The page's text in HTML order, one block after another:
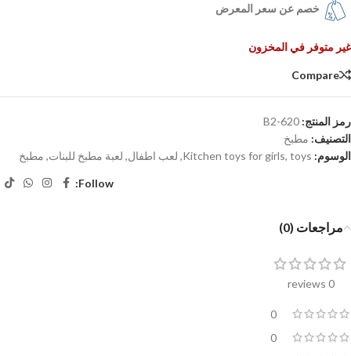
خصم عن سعر المعرض
غير متوفر في المخزون
Compare
رمز المنتج: 620-B2
التصنيف: مطبخ
الوسوم:
Kitchen toys for girls, toys
, لعب اطفال, لعبة مطبخ للبنات, مطبخ
Follow:
مراجعات (0)
0 reviews
0
0